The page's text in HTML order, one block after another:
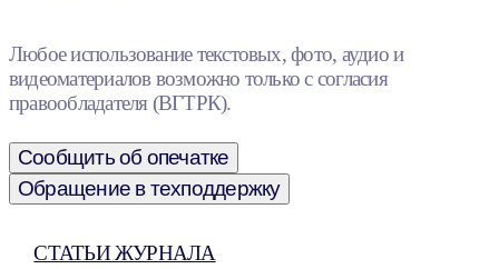
Любое использование текстовых, фото, аудио и
видеоматериалов возможно только с согласия
правообладателя (ВГТРК).
Сообщить об опечатке
Обращение в техподдержку
СТАТЬИ ЖУРНАЛА